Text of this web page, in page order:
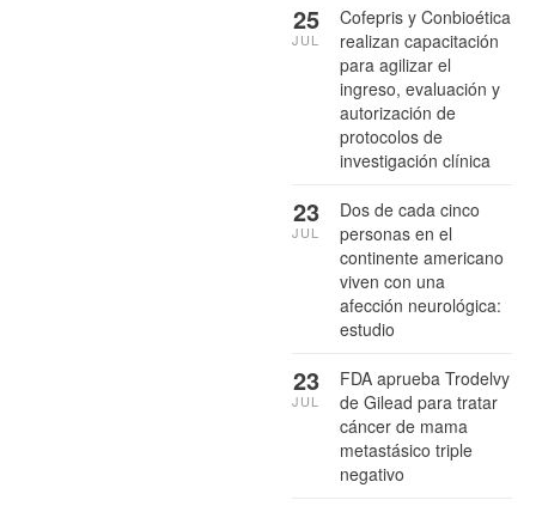
Cofepris y Conbioética
realizan capacitación
para agilizar el
ingreso, evaluación y
autorización de
protocolos de
investigación clínica
25
JUL
Dos de cada cinco
personas en el
continente americano
viven con una
afección neurológica:
estudio
23
JUL
FDA aprueba Trodelvy
de Gilead para tratar
cáncer de mama
metastásico triple
negativo
23
JUL